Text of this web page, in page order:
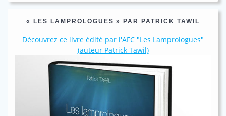
« LES LAMPROLOGUES » PAR PATRICK TAWIL
Découvrez ce livre édité par l'AFC "Les Lamprologues"
(auteur Patrick Tawil)